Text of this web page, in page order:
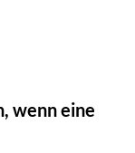
unter ihrem
Faktoren
und
wenn eine